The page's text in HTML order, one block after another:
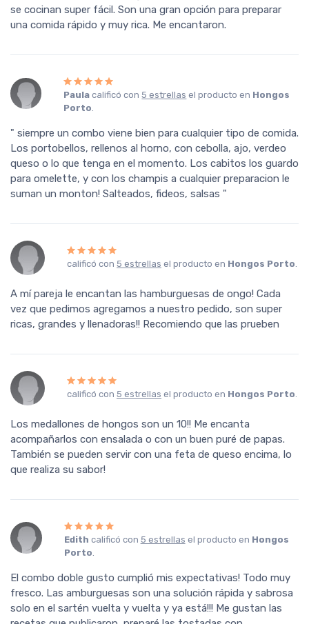
se cocinan super fácil. Son una gran opción para preparar
una comida rápido y muy rica. Me encantaron.
Paula calificó con5 estrellas el producto en Hongos
Porto.
" siempre un combo viene bien para cualquier tipo de comida.
Los portobellos, rellenos al horno, con cebolla, ajo, verdeo
queso o lo que tenga en el momento. Los cabitos los guardo
para omelette, y con los champis a cualquier preparacion le
suman un monton! Salteados, fideos, salsas "
calificó con 5 estrellas el producto en Hongos Porto.
A mí pareja le encantan las hamburguesas de ongo! Cada
vez que pedimos agregamos a nuestro pedido, son super
ricas, grandes y llenadoras!! Recomiendo que las prueben
calificó con 5 estrellas el producto en Hongos Porto.
Los medallones de hongos son un 10!! Me encanta
acompañarlos con ensalada o con un buen puré de papas.
También se pueden servir con una feta de queso encima, lo
que realiza su sabor!
Edith calificó con 5 estrellas el producto en Hongos
Porto.
El combo doble gusto cumplió mis expectativas! Todo muy
fresco. Las amburguesas son una solución rápida y sabrosa
solo en el sartén vuelta y vuelta y ya está!!! Me gustan las